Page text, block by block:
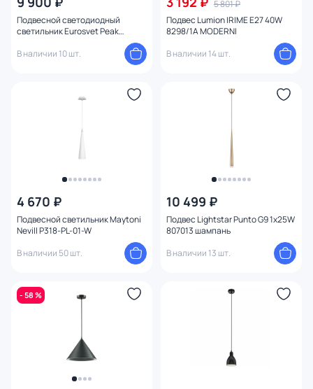
Подвесной светодиодный
светильник Eurosvet Peak
В наличии 10 шт.
5 801 ₽
Подвес Lumion IRIME E27 40W
8298/1A MODERNI
В наличии 14 шт.
4 670 ₽
Подвесной светильник Maytoni
Nevill P318-PL-01-W
В наличии 50 шт.
10 499 ₽
Подвес Lightstar Punto G9 1х25W
807013 шампань
В наличии 13 шт.
- 58 %